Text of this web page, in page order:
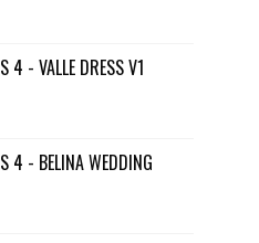
4 - VALLE DRESS V1
4 - BELINA WEDDING